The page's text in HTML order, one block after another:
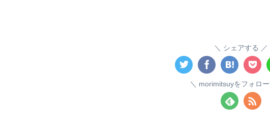
シェアする
morimitsuyをフォロ